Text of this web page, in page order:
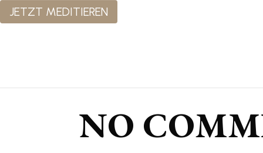
JETZT MEDITIEREN
NO